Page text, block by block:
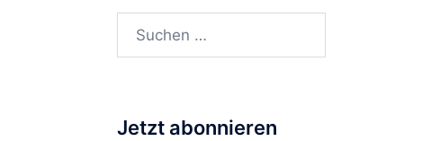
Suchen
Jetzt abonnieren